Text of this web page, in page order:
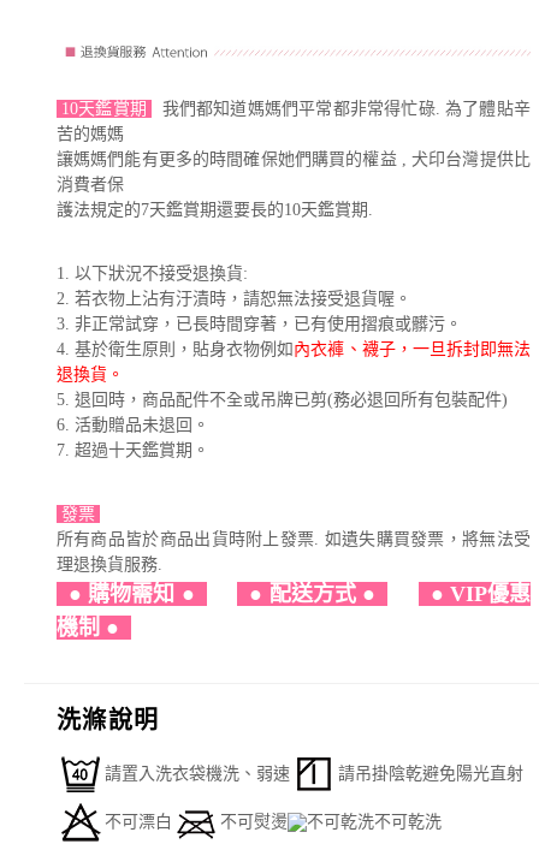
10天鑑賞期
我們都知道媽媽們平常都非常得忙碌. 為了體貼辛
苦的媽媽
讓媽媽們能有更多的時間確保她們購買的權益 , 犬印台灣提供比
消費者保
護法規定的7天鑑賞期還要長的10天鑑賞期.
1. 以下狀況不接受退換貨:
2. 若衣物上沾有汙漬時，請恕無法接受退貨喔。
3. 非正常試穿，已長時間穿著，已有使用摺痕或髒污。
4. 基於衛生原則，貼身衣物例如 內衣褲、襪子，一旦拆封即無法
退換貨。
5. 退回時，商品配件不全或吊牌已剪(務必退回所有包裝配件)
6. 活動贈品未退回。
7. 超過十天鑑賞期。
發票
所有商品皆於商品出貨時附上發票. 如遺失購買發票，將無法受
理退換貨服務.
● 購物需知 ● ● 配送方式 ● ● VIP優惠
機制 ●
洗滌說明
請置入洗衣袋機洗、弱速 請吊掛陰乾避免陽光直射
不可漂白 不可熨燙 不可乾洗